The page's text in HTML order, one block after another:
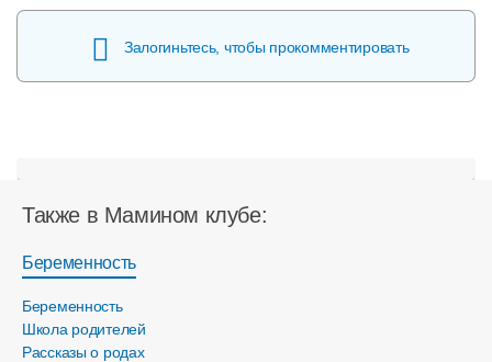
Залогиньтесь, чтобы прокомментировать
Также в Мамином клубе:
Беременность
Беременность
Школа родителей
Рассказы о родах